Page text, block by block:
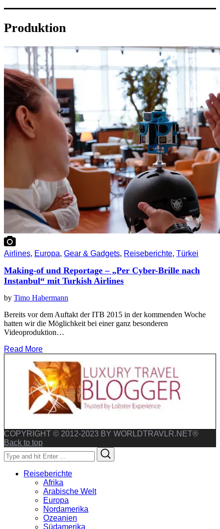
Produktion
Airlines, Europa, Gear & Gadgets, Reiseberichte, Türkei
Making-of und Reportage – „Per Cyber-Brille nach
Instanbul“ mit Turkish Airlines
by Timo Habermann
Bereits vor dem Auftakt der ITB 2015 in der kommenden Woche
hatten wir die Möglichkeit bei einer ganz besonderen
Videoproduktion…
Read More
COPYRIGHT © 2012-2023 BY WORLDTRAVLR.NET®
Back to top
Search
for:
Reiseberichte
Afrika
Arabische Welt
Europa
Nordamerika
Ozeanien
Südamerika